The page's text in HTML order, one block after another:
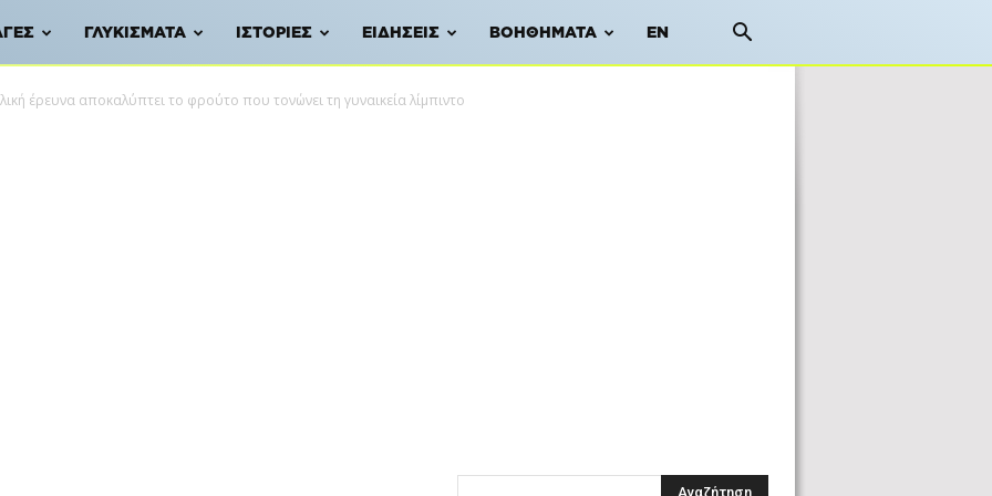
ΓΛΥΚΊΣΜΑΤΑ ΙΣΤΟΡΊΕΣ ΕΙΔΉΣΕΙΣ ΒΟΗΘΉΜΑΤΑ EN
έρευνα αποκαλύπτει το φρούτο που τονώνει τη γυναικεία λίμπιντο